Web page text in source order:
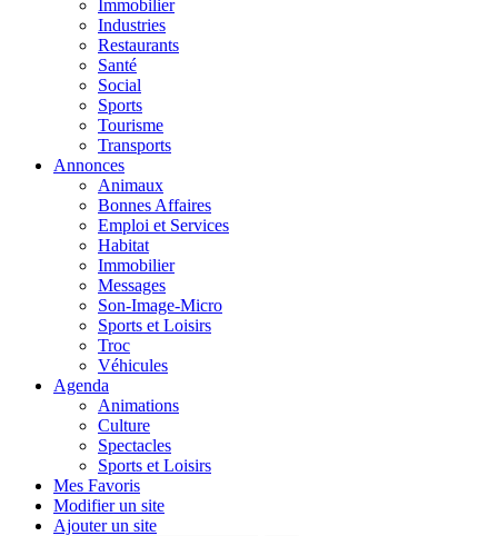
Immobilier
Industries
Restaurants
Santé
Social
Sports
Tourisme
Transports
Annonces
Animaux
Bonnes Affaires
Emploi et Services
Habitat
Immobilier
Messages
Son-Image-Micro
Sports et Loisirs
Troc
Véhicules
Agenda
Animations
Culture
Spectacles
Sports et Loisirs
Mes Favoris
Modifier un site
Ajouter un site